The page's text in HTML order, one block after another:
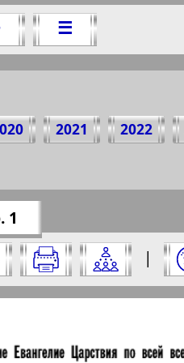
☰
2021 2022
него:
1
|
г.